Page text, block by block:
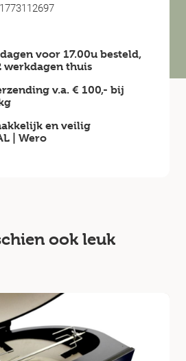
voor 17.00u besteld,
werkdagen thuis
v.a. € 100,- bij
en veilig
| Wero
ook leuk